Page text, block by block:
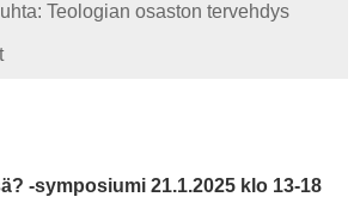
Teologian osaston tervehdys
-symposiumi 21.1.2025 klo 13-18